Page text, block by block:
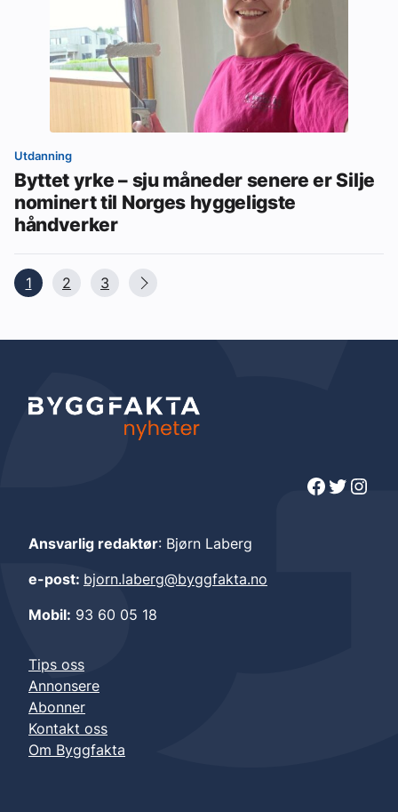
Utdanning
Byttet yrke – sju måneder senere er Silje
nominert til Norges hyggeligste
håndverker
1 2 3
Facebook Twitter Instagram
Ansvarlig redaktør: Bjørn Laberg
e-post: bjorn.laberg@byggfakta.no
Mobil: 93 60 05 18
Tips oss
Annonsere
Abonner
Kontakt oss
Om Byggfakta